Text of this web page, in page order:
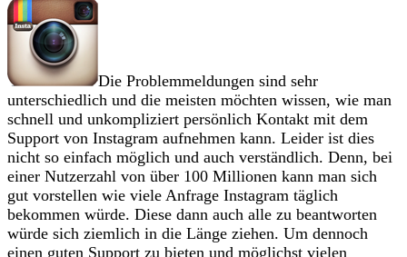
Die Problemmeldungen sind sehr
unterschiedlich und die meisten möchten wissen, wie man
schnell und unkompliziert persönlich Kontakt mit dem
Support von Instagram aufnehmen kann. Leider ist dies
nicht so einfach möglich und auch verständlich. Denn, bei
einer Nutzerzahl von über 100 Millionen kann man sich
gut vorstellen wie viele Anfrage Instagram täglich
bekommen würde. Diese dann auch alle zu beantworten
würde sich ziemlich in die Länge ziehen. Um dennoch
einen guten Support zu bieten und möglichst vielen